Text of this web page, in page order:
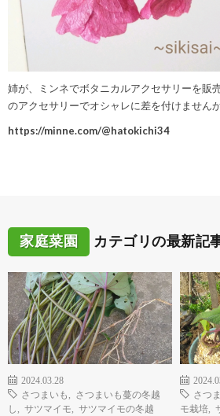
姉が、ミンネでボタニカルアクセサリーを販
のアクセサリーでオシャレに差を付けません
https://minne.com/@hatokichi34
家庭菜園 カテゴリの最新記
2024.03.28
さつまいも
さつまいも蔓の冬越
し
サツマイモ
サツマイモの冬越
さつ
モ栽培